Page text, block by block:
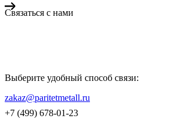
Связаться с нами
Выберите удобный способ связи:
zakaz@paritetmetall.ru
+7 (499) 678-01-23